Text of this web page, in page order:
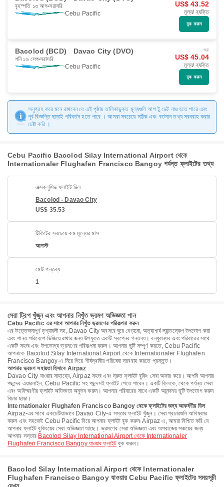
বৃহস্পতি ১৩ আগ সরাসরি
Cebu Pacific
US$ 43.52
মূল্য/ ব্যক্তি
বুক করুন
Bacolod (BCD) Davao City (DVO)
শনি ১৯ সেপ সরাসরি
Cebu Pacific
শুরু
US$ 45.04
মূল্য/ ব্যক্তি
বুক করুন
অনুগ্রহ করে মনে রাখবেন যে এই পৃষ্ঠায় তালিকাভুক্ত মূল্যগুলি আপ টু ডেট নাও হতে পারে এবং
পূর্ব বিজ্ঞপ্তি ছাড়াই পরিবর্তন হতে পারে । আমরা সবচেয়ে সঠিক এবং বর্তমান তথ্য সরবরাহ করার
চেষ্টা করি ।
Cebu Pacific Bacolod Silay International Airport থেকে
Internationaler Flughafen Francisco Bangoy পর্যন্ত ফ্লাইটের তথ্য
এক্সক্লুসিভ ফ্লাইট ডিল
Bacolod - Davao City
US$ 35.53
টিকিটের সবচেয়ে কম মূল্যের মাস
আগস্ট
মোট গন্তব্য
1
সেরা ট্রিপ খুঁজুন এবং আপনার নিখুঁত ভ্রমণ অভিজ্ঞতা পান
Cebu Pacific এর সাথে আপনার নিখুঁত ভ্রমণের পরিকল্পনা করুন
এর উত্তেজনাপূর্ণ দৃশ্যাবলী সহ, Davao City অবসরে ঘুরে বেড়ানো, অত্যাশ্চর্য ল্যান্ডস্কেপ উপভোগ করা
এবং শান্ত পরিবেশে ভিজিয়ে রাখার জন্য উপযুক্ত একটি স্বপ্নের গন্তব্য। বন্ধুবান্ধব এবং পরিবারের সাথে
একটি সহজ এবং উপভোগ্য ভ্রমণের পরিকল্পনা করুন। আপনার ছুটি সম্পূর্ণ করতে, Cebu Pacific
আপনাকে Bacolod Silay International Airport থেকে Internationaler Flughafen
Francisco Bangoy-এ নিয়ে গিয়ে শীর্ষস্থানীয় পরিষেবা সরবরাহ করতে প্রস্তুত।
আপনার ভ্রমণ সহায়তা হিসাবে Airpaz
Davao City যাওয়ার সাহায্যে, Airpaz সহজ এবং দ্রুত ফ্লাইট বুকিং সেবা অফার করে। আপনি আপনার
পছন্দের এয়ারলাইন, Cebu Pacific সহ পছন্দসই ফ্লাইট পেতে পারেন। একটি ক্লিকে, থেকে পর্যন্ত সেরা
এবং অবিস্মরণীয় ফ্লাইট অভিজ্ঞতা অনুভব করুন। আপনার পরিবারের সাথে একটি আনন্দময় ছুটি উপভোগ করুন
বিচার ছাড়া।
Internationaler Flughafen Francisco Bangoy থেকে ফ্লাইটের জন্য আকর্ষণীয় ডিল
Airpaz-এর সাথে একচেটিয়াভাবে Davao City-এ সস্তার ফ্লাইট খুঁজুন। সেরা প্রচারগুলি আবিষ্কার
করুন এবং সহজেই Cebu Pacific দিয়ে আপনার ফ্লাইট বুক করুন৷ Airpaz এ, আমরা নিশ্চিত করি যে
আপনার ফ্লাইট বুকিংয়ের সেরা অভিজ্ঞতা আছে। ভ্রমণের সেরা অভিজ্ঞতা এবং অপরাজেয় সঞ্চয়ের জন্য
আপনার সস্তার Bacolod Silay International Airport থেকে Internationaler
Flughafen Francisco Bangoy যাওয়ার ফ্লাইট বুক করুন।
Bacolod Silay International Airport থেকে Internationaler
Flughafen Francisco Bangoy যাওয়ার Cebu Pacific ফ্লাইটের সময়সূচী